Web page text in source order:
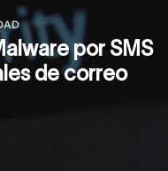
por SMS
de correo